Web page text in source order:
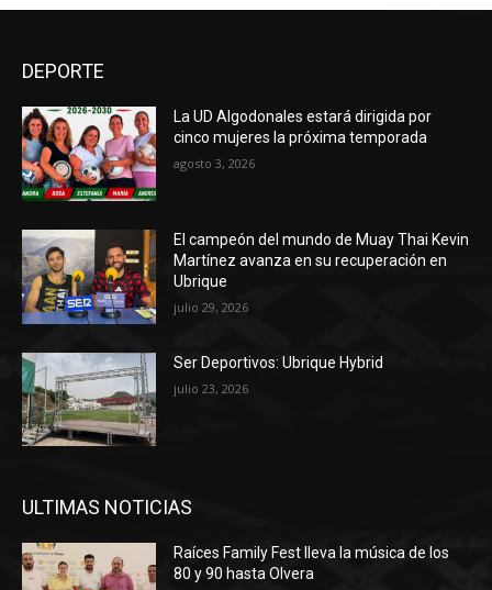
DEPORTE
La UD Algodonales estará dirigida por
cinco mujeres la próxima temporada
agosto 3, 2026
El campeón del mundo de Muay Thai Kevin
Martínez avanza en su recuperación en
Ubrique
julio 29, 2026
Ser Deportivos: Ubrique Hybrid
julio 23, 2026
ULTIMAS NOTICIAS
Raíces Family Fest lleva la música de los
80 y 90 hasta Olvera